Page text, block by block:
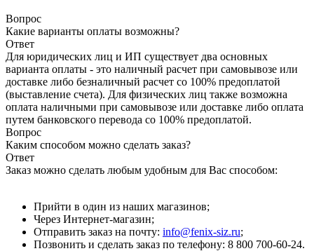
Вопрос
Какие варианты оплаты возможны?
Ответ
Для юридических лиц и ИП существует два основных
варианта оплаты - это наличный расчет при самовывозе или
доставке либо безналичный расчет со 100% предоплатой
(выставление счета). Для физических лиц также возможна
оплата наличными при самовывозе или доставке либо оплата
путем банковского перевода со 100% предоплатой.
Вопрос
Каким способом можно сделать заказ?
Ответ
Заказ можно сделать любым удобным для Вас способом:
Прийти в один из наших магазинов;
Через Интернет-магазин;
Отправить заказ на почту: info@fenix-siz.ru;
Позвонить и сделать заказ по телефону: 8 800 700-60-24.